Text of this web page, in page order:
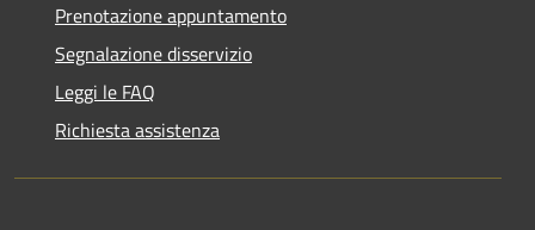
Prenotazione appuntamento
Segnalazione disservizio
Leggi le FAQ
Richiesta assistenza